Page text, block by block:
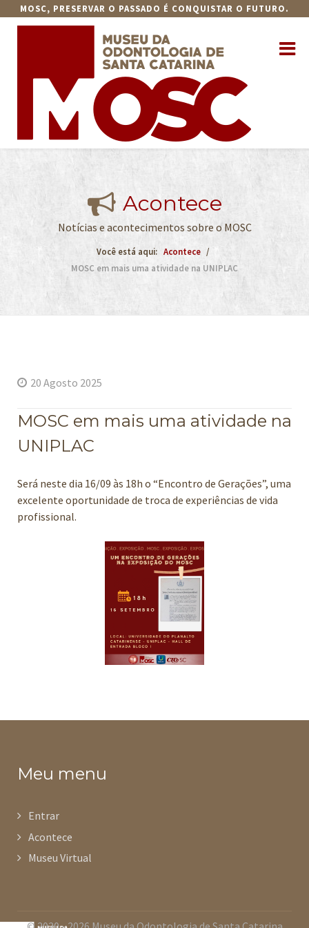
MOSC, PRESERVAR O PASSADO É CONQUISTAR O FUTURO.
Acontece
Notícias e acontecimentos sobre o MOSC
Você está aqui: Acontece
MOSC em mais uma atividade na UNIPLAC
20 Agosto 2025
MOSC em mais uma atividade na
UNIPLAC
Será neste dia 16/09 às 18h o “Encontro de Gerações”, uma
excelente oportunidade de troca de experiências de vida
profissional.
Meu menu
Entrar
Acontece
Museu Virtual